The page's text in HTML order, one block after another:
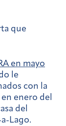
que
en mayo
le
con la
enero del
del
Lago.